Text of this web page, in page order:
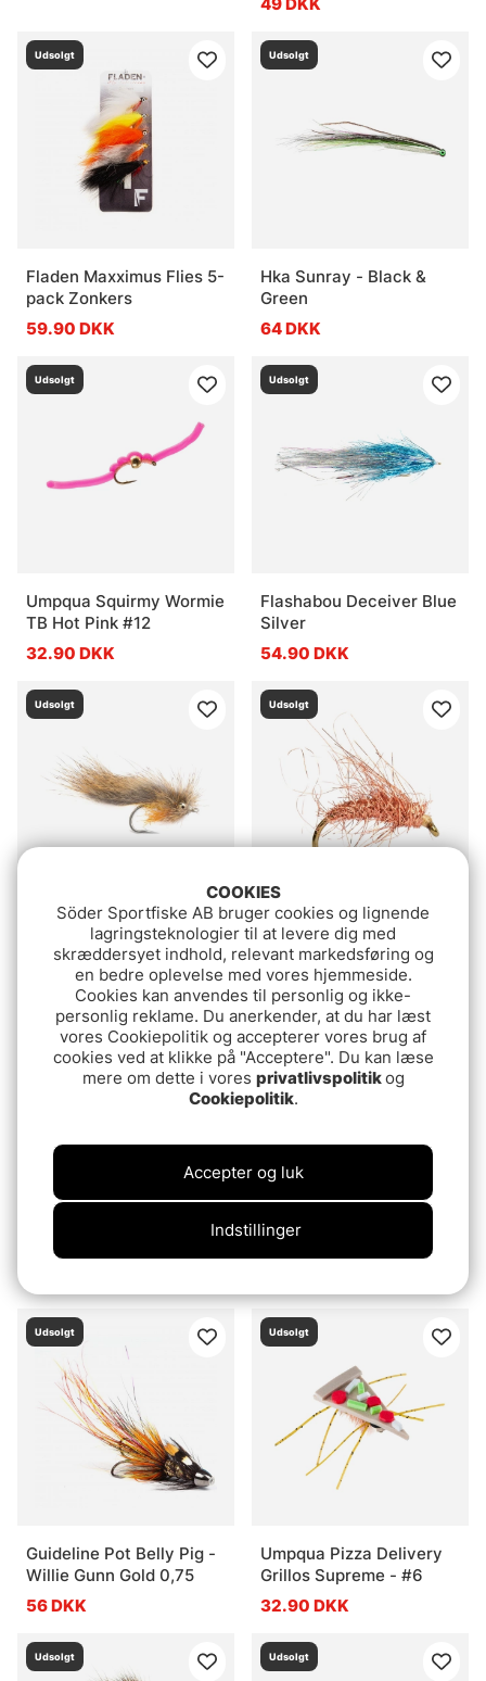
Udsolgt
Fladen Maxximus Flies 5-
pack Zonkers
59.90 DKK
Udsolgt
Hka Sunray - Black &
Green
64 DKK
Udsolgt
Umpqua Squirmy Wormie
TB Hot Pink #12
32.90 DKK
Udsolgt
Flashabou Deceiver Blue
Silver
54.90 DKK
Udsolgt
Kuttlingen # 8
23.90 DKK
Udsolgt
Kobberbassen
23.90 DKK
pack)
Udsolgt
CDC Biot Spinner Rusty
25 DKK
Udsolgt
Guideline Pot Belly Pig -
Willie Gunn Gold 0,75
56 DKK
Udsolgt
Umpqua Pizza Delivery
Grillos Supreme - #6
32.90 DKK
Udsolgt Udsolgt
COOKIES
Söder Sportfiske AB bruger cookies og lignende
lagringsteknologier til at levere dig med
skræddersyet indhold, relevant markedsføring og
en bedre oplevelse med vores hjemmeside.
Cookies kan anvendes til personlig og ikke-
personlig reklame. Du anerkender, at du har læst
vores Cookiepolitik og accepterer vores brug af
cookies ved at klikke på "Acceptere". Du kan læse
mere om dette i vores privatlivspolitikog
Cookiepolitik.
Indstillinger
Accepter og luk